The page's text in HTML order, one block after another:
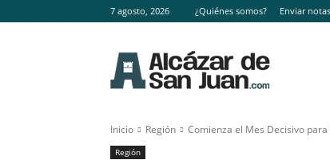
7 agosto, 2026 ¿Quiénes somos? Enviar
Inicio Región Comienza el Mes Decisivo para
Región